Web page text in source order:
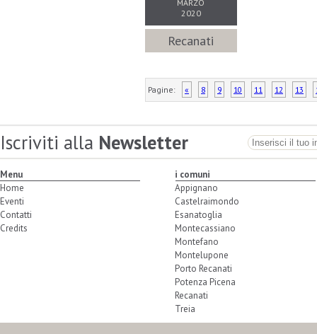
MARZO
2020
Recanati
Pagine: « 8 9 10 11 12 13
Iscriviti alla Newsletter
Menu
Home
Eventi
Contatti
Credits
i comuni
Appignano
Castelraimondo
Esanatoglia
Montecassiano
Montefano
Montelupone
Porto Recanati
Potenza Picena
Recanati
Treia